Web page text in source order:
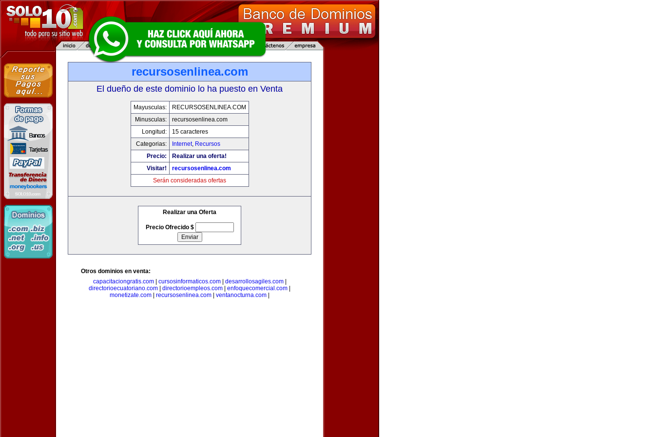
recursosenlinea.com
El dueño de este dominio lo ha puesto en Venta
Mayusculas:
RECURSOSENLINEA.COM
Minusculas:
recursosenlinea.com
Longitud:
15 caracteres
Categorias:
Internet, Recursos
Precio:
Realizar una oferta!
Visitar!
recursosenlinea.com
Serán consideradas ofertas
Realizar una Oferta
Precio Ofrecido $
Otros dominios en venta:
capacitaciongratis.com| cursosinformaticos.com| desarrollosagiles.com|
directorioecuatoriano.com
directorioempleos.com enfoquecomercial.com
monetizate.com
recursosenlinea.com ventanocturna.com